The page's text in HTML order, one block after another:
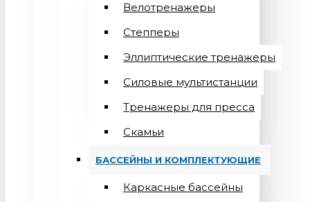
Велотренажеры
Степперы
Эллиптические тренажеры
Силовые мультистанции
Тренажеры для пресса
Скамьи
БАССЕЙНЫ И КОМПЛЕКТУЮЩИЕ
Каркасные бассейны